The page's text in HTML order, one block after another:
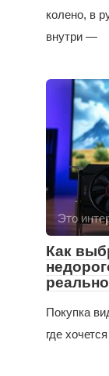
колено, в
внутри —
Это
Как
Покупка
где